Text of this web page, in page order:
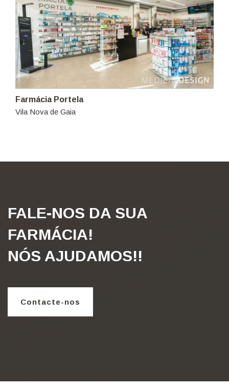
Farmácia Portela
Vila Nova de Gaia
FALE-NOS DA SUA
FARMÁCIA!
NÓS AJUDAMOS!!
Contacte-nos